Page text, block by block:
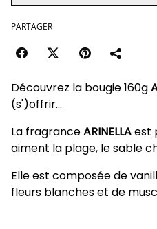
PARTAGER
Découvrez la bougie 160g
(s')offrir...
La fragranceARINELLAest
aiment la plage, le sable
Elle est composée de
fleurs blanches et de